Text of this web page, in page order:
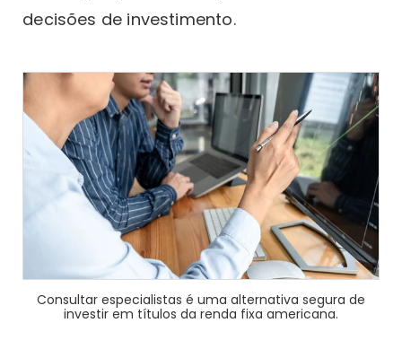
decisões de investimento.
Consultar especialistas é uma alternativa segura de
investir em títulos da renda fixa americana.